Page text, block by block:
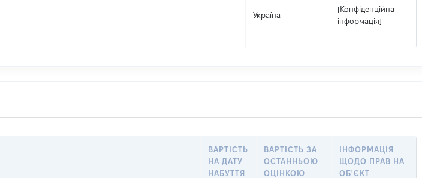
Україна
[Конфіденційна
інформація]
ВАРТІСТЬ
НА ДАТУ
НАБУТТЯ
ВАРТІСТЬ ЗА
ОСТАННЬОЮ
ОЦІНКОЮ
ІНФОРМАЦІЯ
ЩОДО ПРАВ НА
ОБ'ЄКТ